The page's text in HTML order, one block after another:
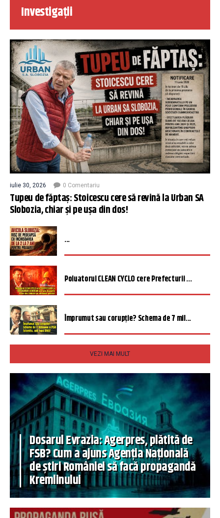
Investigații
iulie 30, 2026 0 Comentariu
Tupeu de făptaș: Stoicescu cere să revină la Urban SA
Slobozia, chiar și pe ușa din dos!
...
Poluatorul CLEAN CYCLO cere Prefecturii ...
Împrumut sau corupție? Schema de 7 mil...
VEZI MAI MULT
Dosarul Evrazia: Agerpres, plătită de
FSB? Cum a ajuns Agenția Națională
de știri României să facă propagandă
Kremlinului